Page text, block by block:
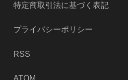
特定商取引法に基づく表記
プライバシーポリシー
RSS